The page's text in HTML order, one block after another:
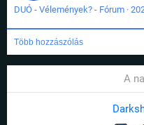
DUÓ - Vélemények? - Fórum ·
Több hozzászólás
A